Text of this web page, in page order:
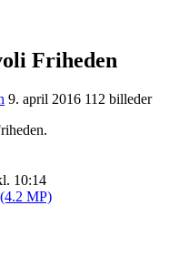
Friheden
9. april 2016 112 billeder
10:14
MP)